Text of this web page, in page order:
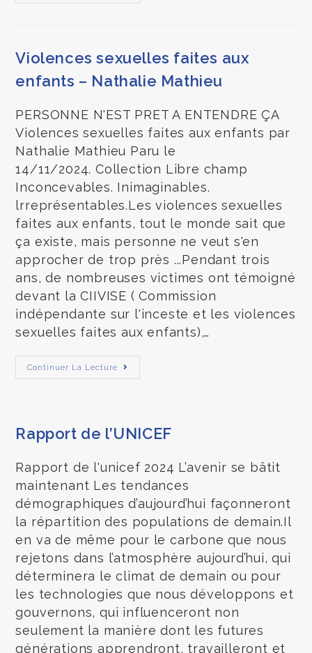
Violences sexuelles faites aux
enfants – Nathalie Mathieu
PERSONNE N'EST PRET A ENTENDRE ÇA
Violences sexuelles faites aux enfants par
Nathalie Mathieu Paru le
14/11/2024. Collection Libre champ
Inconcevables. Inimaginables.
lrreprésentables.Les violences sexuelles
faites aux enfants, tout le monde sait que
ça existe, mais personne ne veut s'en
approcher de trop près ...Pendant trois
ans, de nombreuses victimes ont témoigné
devant la CIIVISE ( Commission
indépendante sur l'inceste et les violences
sexuelles faites aux enfants),…
Continuer La Lecture
Rapport de l’UNICEF
Rapport de l'unicef 2024 L’avenir se bâtit
maintenant Les tendances
démographiques d’aujourd’hui façonneront
la répartition des populations de demain.Il
en va de même pour le carbone que nous
rejetons dans l’atmosphère aujourd’hui, qui
déterminera le climat de demain ou pour
les technologies que nous développons et
gouvernons, qui influenceront non
seulement la manière dont les futures
générations apprendront, travailleront et